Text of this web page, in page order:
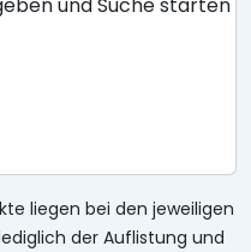
liegen bei den jeweiligen
der Auflistung und